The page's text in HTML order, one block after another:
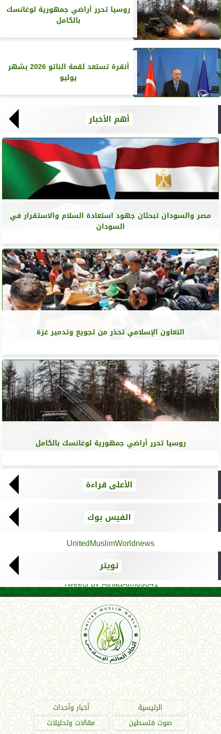
روسيا تحرر أراضي جمهورية لوغانسك
بالكامل
أنقرة تستعد لقمة الناتو 2026 بشهر
يوليو
أهم الأخبار
مصر والسودان تبحثان جهود استعادة السلام والاستقرار في
السودان
التعاون الإسلامي تحذر من تجويع وتدمير غزة
روسيا تحرر أراضي جمهورية لوغانسك بالكامل
الأعلى قراءة
الفيس بوك
UnitedMuslimWorldnews
تويتر
Tweets by AthadAlm69641
اتحاد العالم الإسلامي
الرئيسية
أخبار وأحداث
صوت فلسطين
مقالات وتحليلات